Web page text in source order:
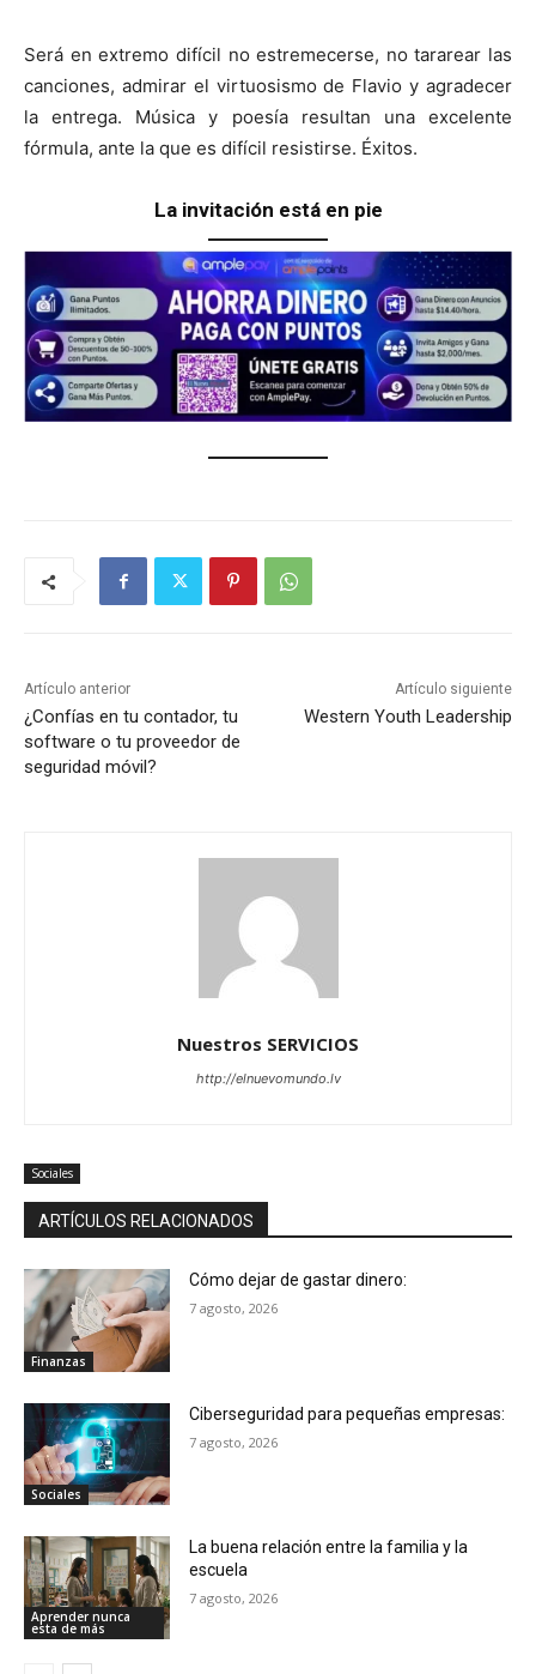
Será en extremo difícil no estremecerse, no tararear las
canciones, admirar el virtuosismo de Flavio y agradecer
la entrega. Música y poesía resultan una excelente
fórmula, ante la que es difícil resistirse. Éxitos.
La invitación está en pie
Artículo anterior
¿Confías en tu contador, tu
software o tu proveedor de
seguridad móvil?
Artículo siguiente
Western Youth Leadership
Nuestros SERVICIOS
http://elnuevomundo.lv
Sociales
ARTÍCULOS RELACIONADOS
Finanzas
Cómo dejar de gastar dinero:
7 agosto, 2026
Sociales
Ciberseguridad para pequeñas empresas:
7 agosto, 2026
Aprender nunca
esta de más
La buena relación entre la familia y la
escuela
7 agosto, 2026